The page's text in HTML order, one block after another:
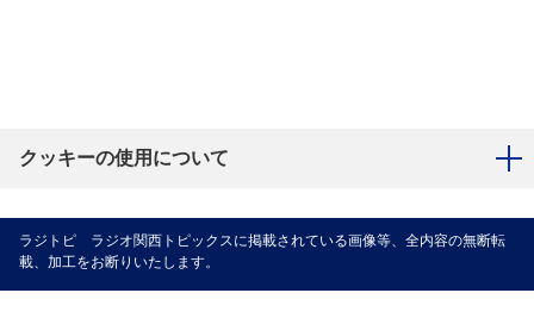
クッキーの使用について
ラジトピ ラジオ関西トピックスに掲載されている画像等、全内容の無断転
載、加工をお断りいたします。